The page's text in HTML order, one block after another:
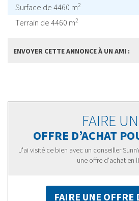
Surface de 4460 m2
Terrain de 4460 m2
ENVOYER CETTE ANNONCE À UN AMI :
FAIRE
OFFRE D’ACHAT
J'ai visité ce bien avec un conseiller
une offre d'achat en
FAIRE UNE OFFRE